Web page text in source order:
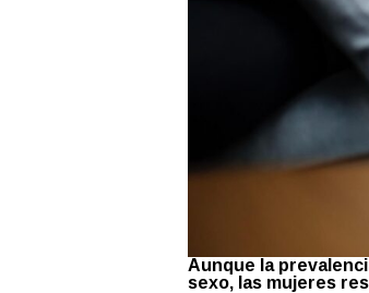
Aunque la
sexo, las mujeres